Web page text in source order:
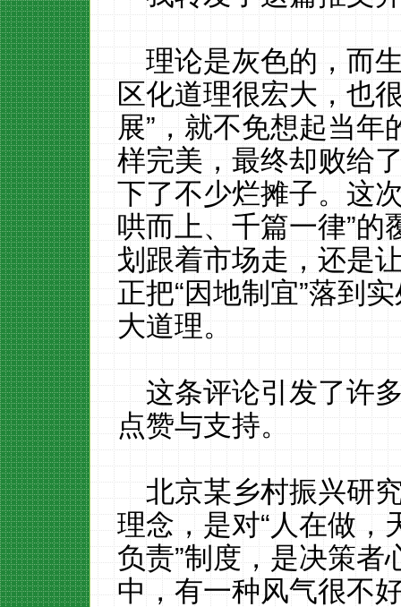
理论是灰色的，而
区化道理很宏大，也
展”，就不免想起当年
样完美，最终却败给
下了不少烂摊子。这
哄而上、千篇一律”的
划跟着市场走，还是
正把“因地制宜”落到
大道理。
这条评论引发了许
点赞与支持。
北京某乡村振兴研
理念，是对“人在做，
负责”制度，是决策者
中，有一种风气很不